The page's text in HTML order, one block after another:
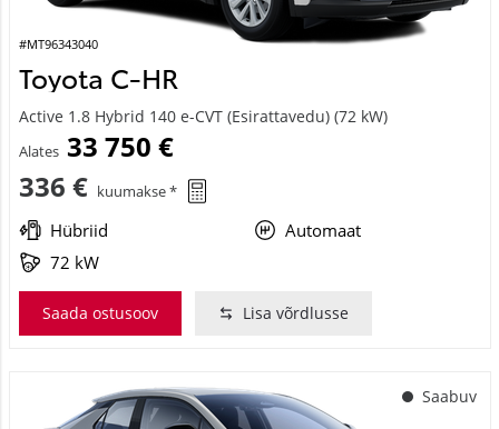
#MT96343040
Toyota C-HR
Active 1.8 Hybrid 140 e-CVT (Esirattavedu) (72 kW)
Alates 33 750 €
336 € kuumakse *
Hübriid
Automaat
72 kW
Saada ostusoov Lisa võrdlusse
Saabuv